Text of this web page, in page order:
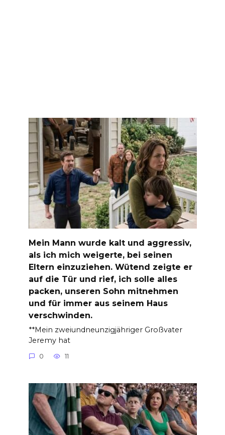
Mein Mann wurde kalt und aggressiv,
als ich mich weigerte, bei seinen
Eltern einzuziehen. Wütend zeigte er
auf die Tür und rief, ich solle alles
packen, unseren Sohn mitnehmen
und für immer aus seinem Haus
verschwinden.
**Mein zweiundneunzigjähriger Großvater
Jeremy hat
0 11